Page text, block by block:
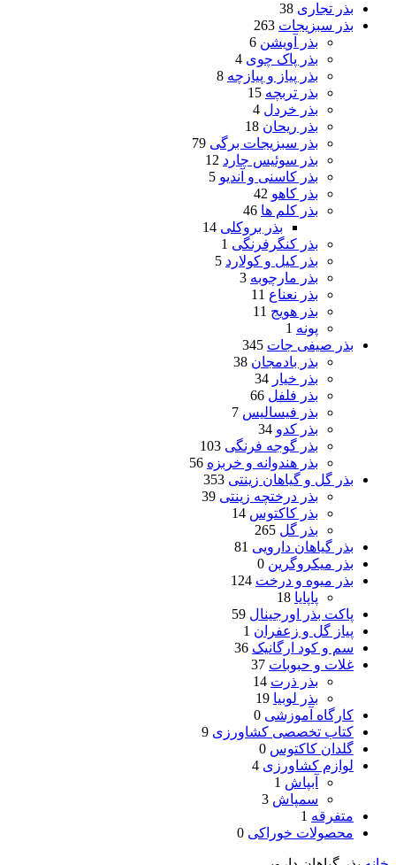
بذر تجاری 38
بذر سبزیجات 263
بذر آویشن 6
بذر پاک چوی 4
بذر پیاز و پیازچه 8
بذر تربچه 15
بذر خردل 4
بذر ریحان 18
بذر سبزیجات برگی 79
بذر سوئیس چارد 12
بذر کاسنی و آندیو 5
بذر کاهو 42
بذر کلم ها 46
بذر بروکلی 14
بذر کنگرفرنگی 1
بذر کیل و کولارد 5
بذر مارچوبه 3
بذر نعناع 11
بذر هویج 11
پونه 1
بذر صیفی جات 345
بذر بادمجان 38
بذر خیار 34
بذر فلفل 66
بذر فیسالیس 7
بذر کدو 34
بذر گوجه فرنگی 103
بذر هندوانه و خربزه 56
بذر گل و گیاهان زینتی 353
بذر درختچه زینتی 39
بذر کاکتوس 14
بذر گل 265
بذر گیاهان دارویی 81
بذر میکروگرین 0
بذر میوه و درخت 124
پاپایا 18
پاکت بذر اورجینال 59
پیاز گل و زعفران 1
سم و کود ارگانیک 36
غلات و حبوبات 37
بذر ذرت 14
بذر لوبیا 19
کارگاه آموزشی 0
کتاب تخصصی کشاورزی 9
گلدان کاکتوس 0
لوازم کشاورزی 4
آبپاش 1
سمپاش 3
متفرقه 1
محصولات خوراکی 0